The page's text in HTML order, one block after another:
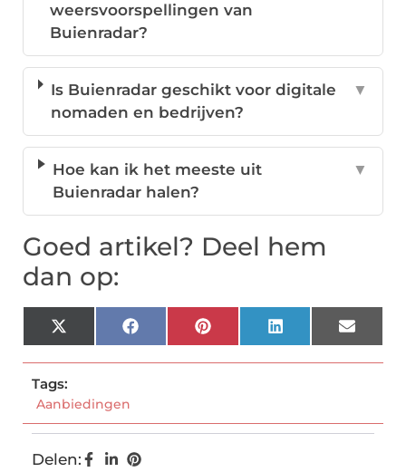
weersvoorspellingen van
Buienradar?
Is Buienradar geschikt voor digitale
nomaden en bedrijven?
▼
Hoe kan ik het meeste uit
Buienradar halen?
▼
Goed artikel? Deel hem
dan op:
X
(Twitter)
FacebookPinterestLinkedInEmail
Tags:
Aanbiedingen
Delen: